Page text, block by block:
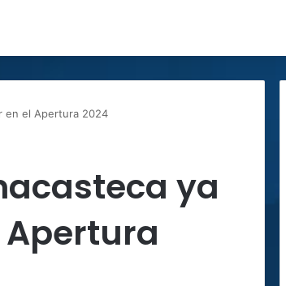
en el Apertura 2024
ya